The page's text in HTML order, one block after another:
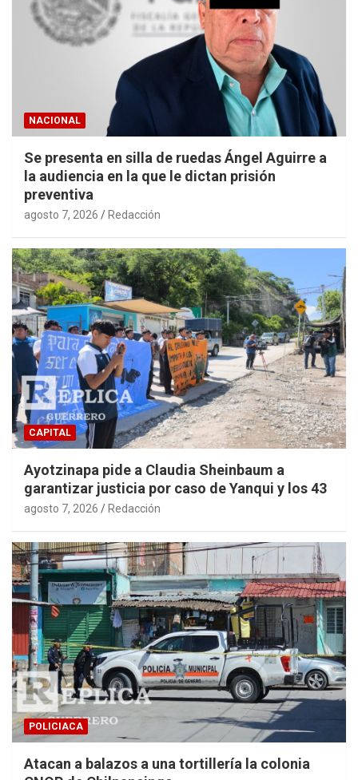
NACIONAL
Se presenta en silla de ruedas Ángel Aguirre a
la audiencia en la que le dictan prisión
preventiva
agosto 7, 2026 Redacción
CAPITAL
Ayotzinapa pide a Claudia Sheinbaum a
garantizar justicia por caso de Yanqui y los 43
agosto 7, 2026 Redacción
POLICIACA
Atacan a balazos a una tortillería la colonia